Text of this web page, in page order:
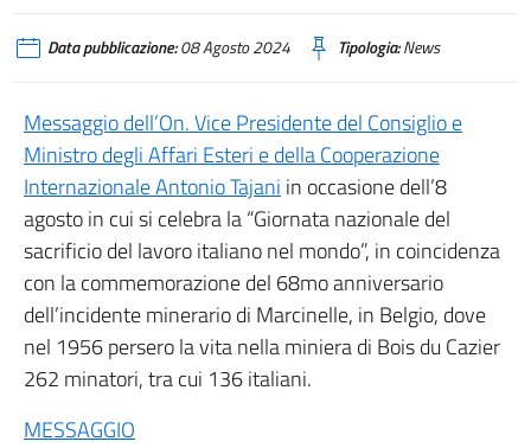
Data pubblicazione:08 Agosto 2024 Tipologia:News
Messaggio dell’On. Vice Presidente del Consiglio e
Ministro degli Affari Esteri e della Cooperazione
Internazionale Antonio Tajaniin occasione dell’8
agosto in cui si celebra la “Giornata nazionale del
sacrificio del lavoro italiano nel mondo”, in coincidenza
con la commemorazione del 68mo anniversario
dell’incidente minerario di Marcinelle, in Belgio, dove
nel 1956 persero la vita nella miniera di Bois du Cazier
262 minatori, tra cui 136 italiani.
MESSAGGIO